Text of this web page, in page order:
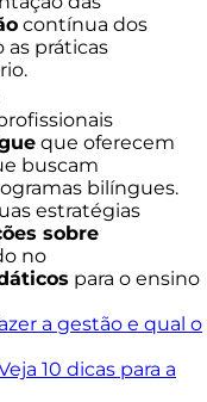
contínua dos
as práticas
que oferecem
buscam
bilíngues.
estratégias
sobre
no
para o ensino
a gestão e qual o
10 dicas para a